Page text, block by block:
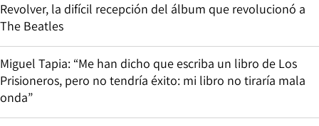
Revolver, la difícil recepción del álbum que revolucionó a
The Beatles
Miguel Tapia: “Me han dicho que escriba un libro de Los
Prisioneros, pero no tendría éxito: mi libro no tiraría mala
onda”